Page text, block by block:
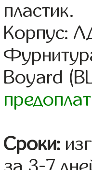
пластик.
Корпус:
Boyard
Сроки: